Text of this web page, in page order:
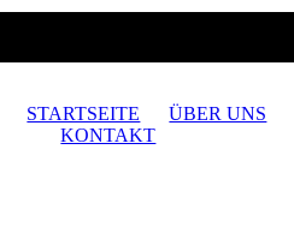
STARTSEITE ÜBER UNS
KONTAKT